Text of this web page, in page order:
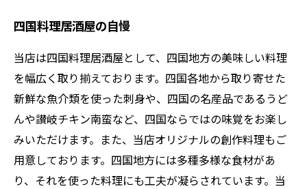
四国料理居酒屋の自慢
当店は四国料理居酒屋として、四国地方の美味しい料理
を幅広く取り揃えております。四国各地から取り寄せた
新鮮な魚介類を使った刺身や、四国の名産品であるうど
んや讃岐チキン南蛮など、四国ならではの味覚をお楽し
みいただけます。また、当店オリジナルの創作料理もご
用意しております。四国地方には多種多様な食材があ
り、それを使った料理にも工夫が凝らされています。当